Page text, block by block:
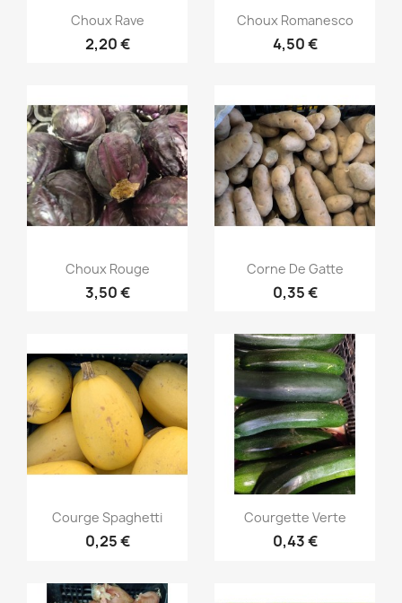
Aperçu rapide
Choux Rave
2,20 €
Aperçu rapide
Choux Romanesco
4,50 €
Aperçu rapide
Choux Rouge
3,50 €
Aperçu rapide
Corne De Gatte
0,35 €
Aperçu rapide
Courge Spaghetti
0,25 €
Aperçu rapide
Courgette Verte
0,43 €